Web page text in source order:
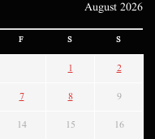
August 2026
F S S
1 2
7 8 9
14 15 16